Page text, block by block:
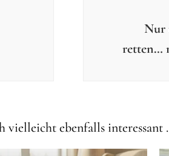
Nur
retten…
vielleicht ebenfalls interessant